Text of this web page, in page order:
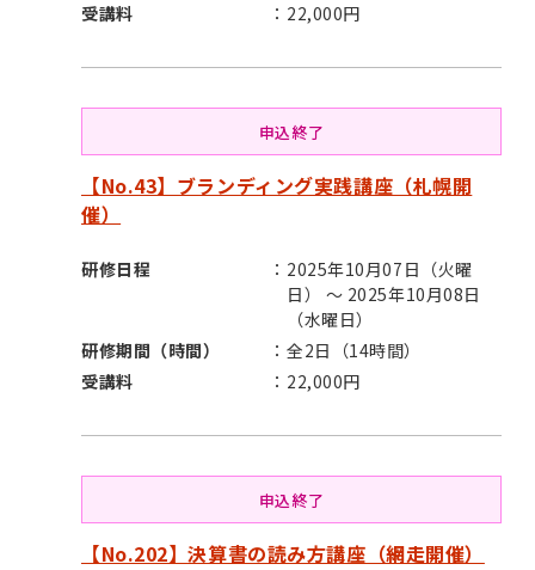
受講料
22,000円
申込終了
【No.43】ブランディング実践講座（札幌開
催）
研修日程
2025年10月07日（火曜
日） ～ 2025年10月08日
（水曜日）
研修期間（時間）
全2日（14時間）
受講料
22,000円
申込終了
【No.202】決算書の読み方講座（網走開催）